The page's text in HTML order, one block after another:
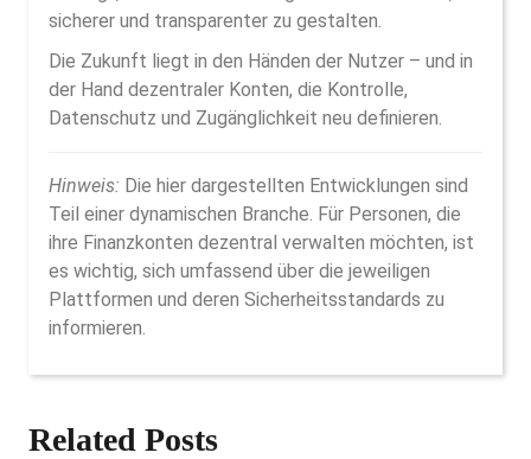
sicherer und transparenter zu gestalten.
Die Zukunft liegt in den Händen der Nutzer – und in
der Hand dezentraler Konten, die Kontrolle,
Datenschutz und Zugänglichkeit neu definieren.
Hinweis: Die hier dargestellten Entwicklungen sind
Teil einer dynamischen Branche. Für Personen, die
ihre Finanzkonten dezentral verwalten möchten, ist
es wichtig, sich umfassend über die jeweiligen
Plattformen und deren Sicherheitsstandards zu
informieren.
Related Posts